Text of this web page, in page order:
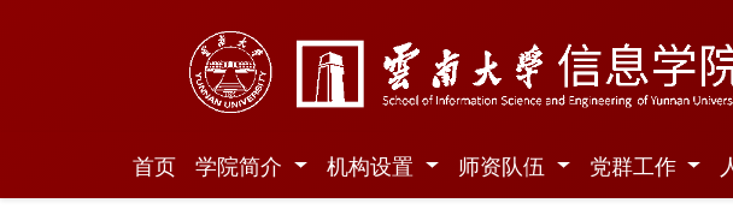
首页 学院简介 机构设置 师资队伍 党群工作